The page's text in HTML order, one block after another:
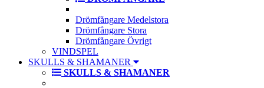
Drömfångare Medelstora
Drömfångare Stora
Drömfångare Övrigt
VINDSPEL
SKULLS & SHAMANER
SKULLS & SHAMANER